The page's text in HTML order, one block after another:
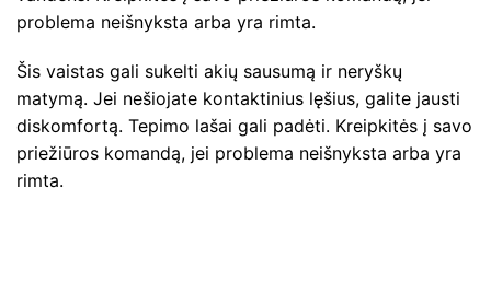
problema neišnyksta arba yra rimta.
Šis vaistas gali sukelti akių sausumą ir neryškų
matymą. Jei nešiojate kontaktinius lęšius, galite jausti
diskomfortą. Tepimo lašai gali padėti. Kreipkitės į savo
priežiūros komandą, jei problema neišnyksta arba yra
rimta.